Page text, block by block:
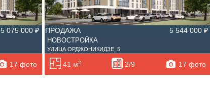
5 075 000 ₽
17 фото
ПРОДАЖА 5 544 000 ₽
НОВОСТРОЙКА
УЛИЦА ОРДЖОНИКИДЗЕ, 5
41 м2 2/9 17 фото